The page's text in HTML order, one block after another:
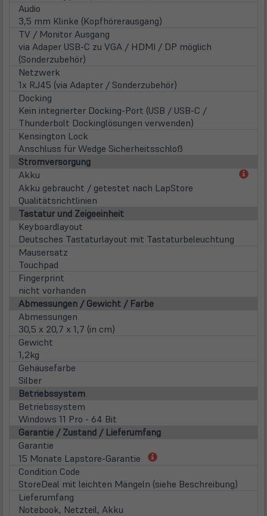
Audio
3,5 mm Klinke (Kopfhörerausgang)
TV / Monitor Ausgang
via Adaper USB-C zu VGA / HDMI / DP möglich
(Sonderzubehör)
Netzwerk
1x RJ45 (via Adapter / Sonderzubehör)
Docking
Kein integrierter Docking-Port (USB / USB-C /
Thunderbolt Dockinglösungen verwenden)
Kensington Lock
Anschluss für Wedge Sicherheitsschloß
Stromversorgung
Akku
Akku gebraucht / getestet nach LapStore
Qualitätsrichtlinien
Tastatur und Zeigeeinheit
Keyboardlayout
Deutsches Tastaturlayout mit Tastaturbeleuchtung
Mausersatz
Touchpad
Fingerprint
nicht vorhanden
Abmessungen / Gewicht / Farbe
Abmessungen
30,5 x 20,7 x 1,7 (in cm)
Gewicht
1,2kg
Gehäusefarbe
Silber
Betriebssystem
Betriebssystem
Windows 11 Pro - 64 Bit
Garantie / Zustand / Lieferumfang
Garantie
15 Monate Lapstore-Garantie
(öffnet
neuem
Condition Code
StoreDeal mit leichten Mängeln (siehe Beschreibung)
Lieferumfang
Notebook, Netzteil, Akku